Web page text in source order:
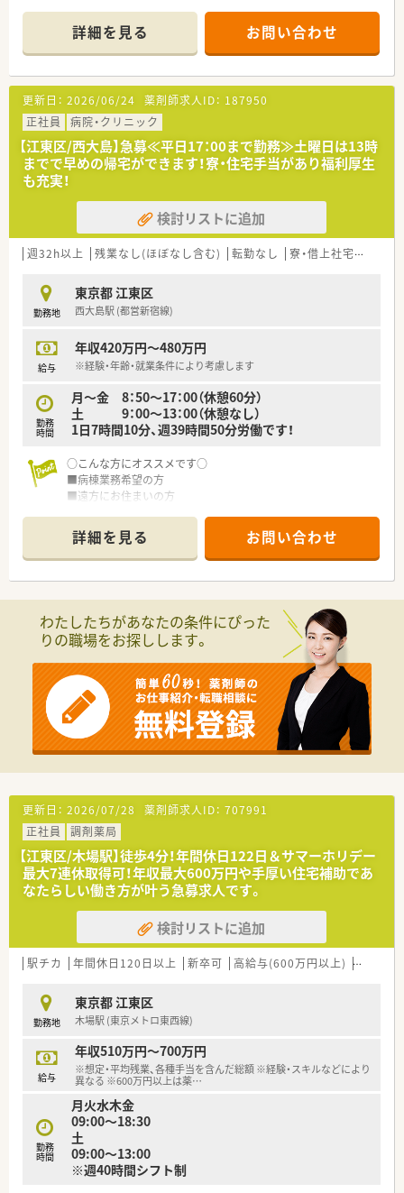
詳細を見る お問い合わせ
更新日： 2026/06/24 薬剤師求人ID： 187950
正社員
病院・クリニック
【江東区/西大島】急募≪平日17：00まで勤務≫土曜日は13時
までで早めの帰宅ができます！寮・住宅手当があり福利厚生
も充実！
検討リストに追加
週32h以上 残業なし(ほぼなし含む) 転勤なし 寮・借上社宅あり
勤務地
東京都 江東区
西大島駅 (都営新宿線)
給与
年収420万円～480万円
※経験・年齢・就業条件により考慮します
勤務
時間
月～金 8：50～17：00（休憩60分）
土 9：00～13：00（休憩なし）
1日7時間10分、週39時間50分労働です！
○こんな方にオススメです○
■病棟業務希望の方
■遠方にお住まいの方
詳細を見る お問い合わせ
わたしたちがあなたの条件にぴった
りの職場をお探しします。
更新日： 2026/07/28 薬剤師求人ID： 707991
正社員
調剤薬局
【江東区/木場駅】徒歩4分！年間休日122日＆サマーホリデー
最大7連休取得可！年収最大600万円や手厚い住宅補助であ
なたらしい働き方が叶う急募求人です。
検討リストに追加
駅チカ 年間休日120日以上 新卒可 高給与(600万円以上) 寮・借
勤務地
東京都 江東区
木場駅 (東京メトロ東西線)
給与
年収510万円～700万円
※想定・平均残業、各種手当を含んだ総額 ※経験・スキルなどにより
異なる ※600万円以上は薬…
勤務
時間
月火水木金
09:00～18:30
土
09:00～13:00
※週40時間シフト制